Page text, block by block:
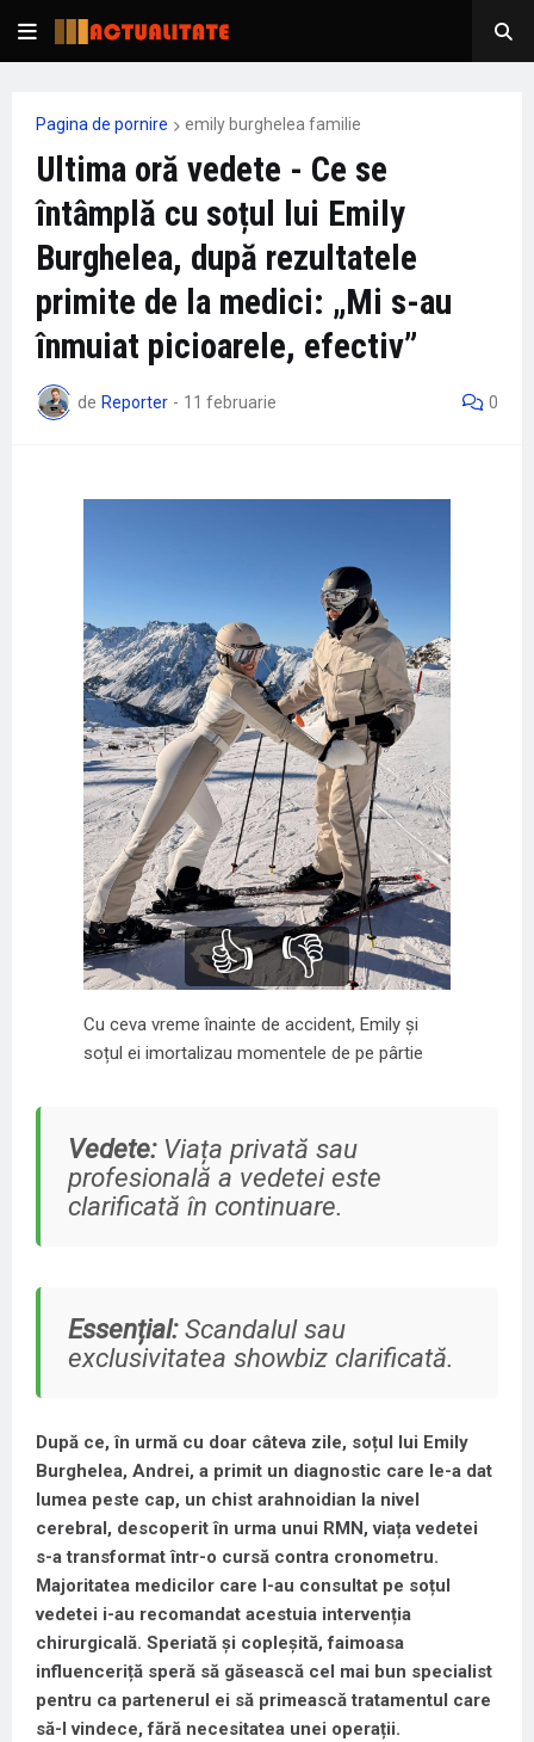
Pagina de pornire emily burghelea familie
Ultima oră vedete - Ce se
întâmplă cu soțul lui Emily
Burghelea, după rezultatele
primite de la medici: „Mi s-au
înmuiat picioarele, efectiv”
de Reporter - 11 februarie 0
👍 👎
Cu ceva vreme înainte de accident, Emily și
soțul ei imortalizau momentele de pe pârtie
Vedete:Viața privată sau
profesională a vedetei este
clarificată în continuare.
Essențial:Scandalul sau
exclusivitatea showbiz clarificată.
După ce, în urmă cu doar câteva zile, soțul lui Emily
Burghelea, Andrei, a primit un diagnostic care le-a dat
lumea peste cap, un chist arahnoidian la nivel
cerebral, descoperit în urma unui RMN, viața vedetei
s-a transformat într-o cursă contra cronometru.
Majoritatea medicilor care l-au consultat pe soțul
vedetei i-au recomandat acestuia intervenția
chirurgicală. Speriată și copleșită, faimoasa
influenceriță speră să găsească cel mai bun specialist
pentru ca partenerul ei să primească tratamentul care
să-l vindece, fără necesitatea unei operații.